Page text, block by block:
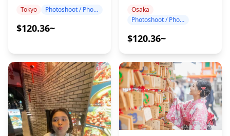
Tokyo Photoshoot / Photo tour
$120.36~
Osaka
Photoshoot / Photo tour
$120.36~